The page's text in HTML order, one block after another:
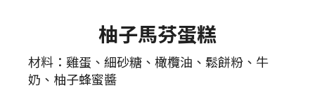
柚子馬芬蛋糕
材料：雞蛋、細砂糖、橄欖油、鬆餅粉、牛
奶、柚子蜂蜜醬